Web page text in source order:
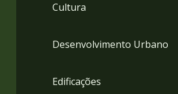
Cultura
Desenvolvimento Urbano
Edificações